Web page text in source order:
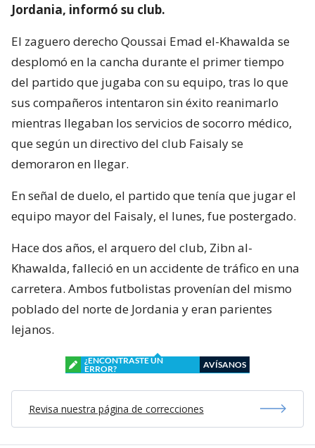
Jordania, informó su club.
El zaguero derecho Qoussai Emad el-Khawalda se
desplomó en la cancha durante el primer tiempo
del partido que jugaba con su equipo, tras lo que
sus compañeros intentaron sin éxito reanimarlo
mientras llegaban los servicios de socorro médico,
que según un directivo del club Faisaly se
demoraron en llegar.
En señal de duelo, el partido que tenía que jugar el
equipo mayor del Faisaly, el lunes, fue postergado.
Hace dos años, el arquero del club, Zibn al-
Khawalda, falleció en un accidente de tráfico en una
carretera. Ambos futbolistas provenían del mismo
poblado del norte de Jordania y eran parientes
lejanos.
¿ENCONTRASTE UN
ERROR?
AVÍSANOS
Revisa nuestra página de correcciones